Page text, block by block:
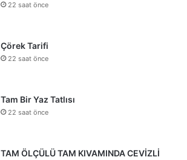
22 saat önce
Çörek Tarifi
22 saat önce
Tam Bir Yaz Tatlısı
22 saat önce
TAM ÖLÇÜLÜ TAM KIVAMINDA CEVİZLİ